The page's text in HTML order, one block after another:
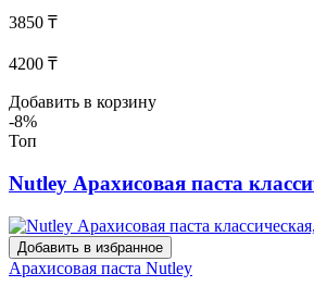
3850 ₸
4200 ₸
Добавить в корзину
-8%
Топ
Nutley Арахисовая паста
Добавить в избранное
Арахисовая паста Nutley